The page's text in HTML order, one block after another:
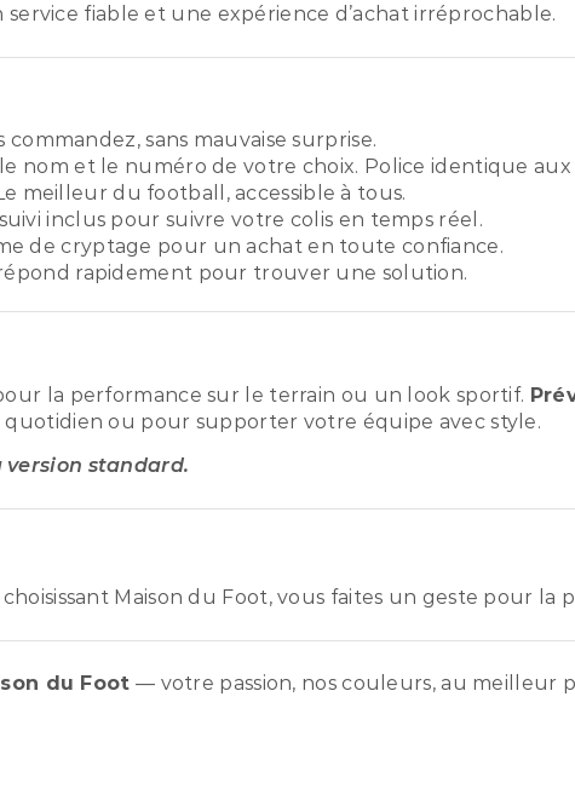
fiable et une expérience d’achat irréprochable.
sans mauvaise surprise.
nom et le numéro de votre choix. Police identique aux
meilleur du football, accessible à tous.
inclus pour suivre votre colis en temps réel.
de cryptage pour un achat en toute confiance.
rapidement pour trouver une solution.
la performance sur le terrain ou un look sportif.
ou pour supporter votre équipe avec style.
version standard.
choisissant Maison du Foot, vous faites un geste pour
du Foot — votre passion, nos couleurs, au meilleur